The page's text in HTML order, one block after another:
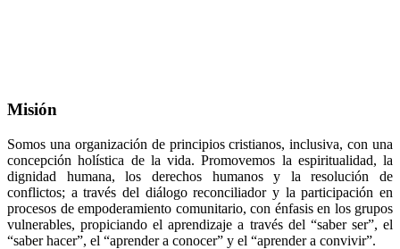
Misión
Somos una organización de principios cristianos, inclusiva, con una
concepción holística de la vida. Promovemos la espiritualidad, la
dignidad humana, los derechos humanos y la resolución de
conflictos; a través del diálogo reconciliador y la participación en
procesos de empoderamiento comunitario, con énfasis en los grupos
vulnerables, propiciando el aprendizaje a través del “saber ser”, el
“saber hacer”, el “aprender a conocer” y el “aprender a convivir”.